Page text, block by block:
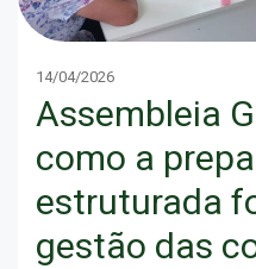
14/04/2026
Assembleia
como a
estruturada
gestão das